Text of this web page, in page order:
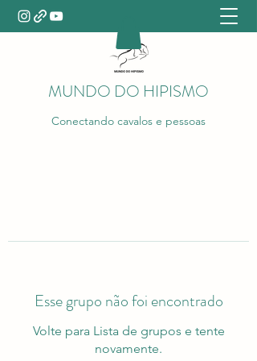
MUNDO DO HIPISMO
Conectando cavalos e pessoas
Esse grupo não foi encontrado
Volte para Lista de grupos e tente
novamente.